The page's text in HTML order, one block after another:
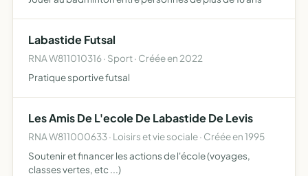
Labastide Futsal
RNA W811010316 · Sport · Créée en 2022
Pratique sportive futsal
Les Amis De L'ecole De Labastide De Levis
RNA W811000633 · Loisirs et vie sociale · Créée en 1995
Soutenir et financer les actions de l'école (voyages,
classes vertes, etc ...)